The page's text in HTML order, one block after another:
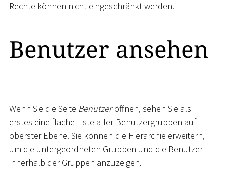
Rechte können nicht eingeschränkt werden.
Benutzer ansehen
Wenn Sie die Seite Benutzeröffnen, sehen Sie als
erstes eine flache Liste aller Benutzergruppen auf
oberster Ebene. Sie können die Hierarchie erweitern,
um die untergeordneten Gruppen und die Benutzer
innerhalb der Gruppen anzuzeigen.